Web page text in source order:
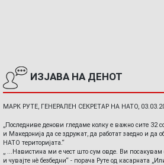
ИЗЈАВА НА ДЕНОТ
МАРК РУТЕ, ГЕНЕРАЛЕН СЕКРЕТАР НА НАТО,
„Последниве денови гледаме колку е важно сите 32
и Македонија да се здружат, да работат заедно и да
НАТО територијата.“
„ ...Навистина ми е чест што сум овде. Ви посакувам
и чувајте нè безбедни“ - порача Руте од касарната